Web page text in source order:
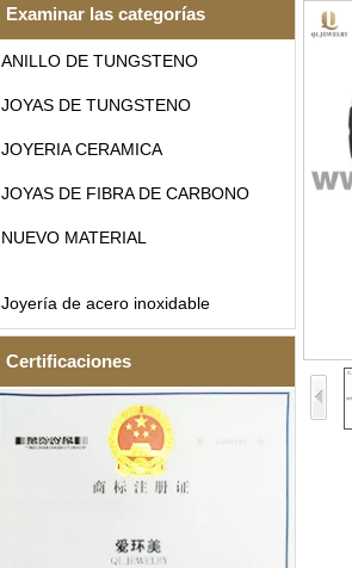
Examinar las categorías
ANILLO DE TUNGSTENO
JOYAS DE TUNGSTENO
JOYERIA CERAMICA
JOYAS DE FIBRA DE CARBONO
NUEVO MATERIAL
Joyería de acero inoxidable
Certificaciones